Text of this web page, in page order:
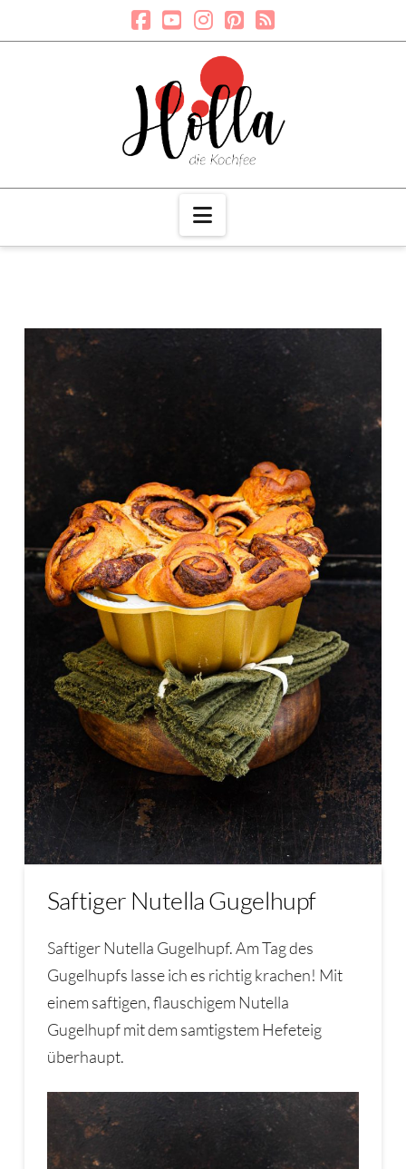
Navigation
Saftiger Nutella Gugelhupf
Saftiger Nutella Gugelhupf. Am Tag des
Gugelhupfs lasse ich es richtig krachen! Mit
einem saftigen, flauschigem Nutella
Gugelhupf mit dem samtigstem Hefeteig
überhaupt.